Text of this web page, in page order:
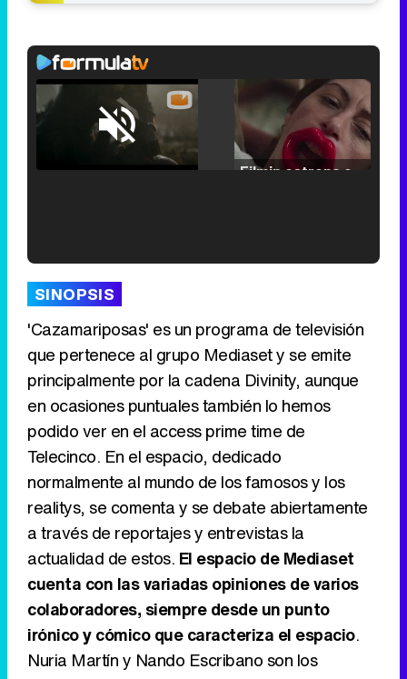
Unmute /
Tráiler de '33 días', la nueva serie de Atresplayer con Julián Villagrán y José Manuel Poga
Tráiler de la tercera temporada de 'The Walking Dead: Dead City' de AMC+
SINOPSIS
'Cazamariposas' es un programa de televisión
que pertenece al grupo Mediaset y se emite
principalmente por la cadena Divinity, aunque
en ocasiones puntuales también lo hemos
podido ver en el access prime time de
Telecinco. En el espacio, dedicado
normalmente al mundo de los famosos y los
realitys, se comenta y se debate abiertamente
a través de reportajes y entrevistas la
actualidad de estos. El espacio de Mediaset
cuenta con las variadas opiniones de varios
colaboradores, siempre desde un punto
irónico y cómico que caracteriza el espacio.
Nuria Martín y Nando Escribano son los